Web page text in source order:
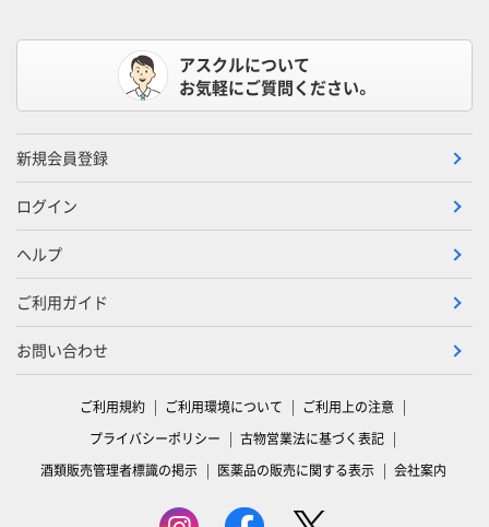
アスクルについて
お気軽にご質問ください。
新規会員登録
ログイン
ヘルプ
ご利用ガイド
お問い合わせ
ご利用規約 ご利用環境について
ご利用上の注意
プライバシーポリシー
古物営業法に基づく表記
酒類販売管理者標識の掲示
医薬品の販売に関する表示 会社案内